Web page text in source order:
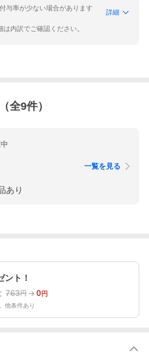
与率が少ない場合があります
詳細
内訳でご確認ください。
全9件）
あり
一覧を見る
ント！
763円 0円
他条件あり